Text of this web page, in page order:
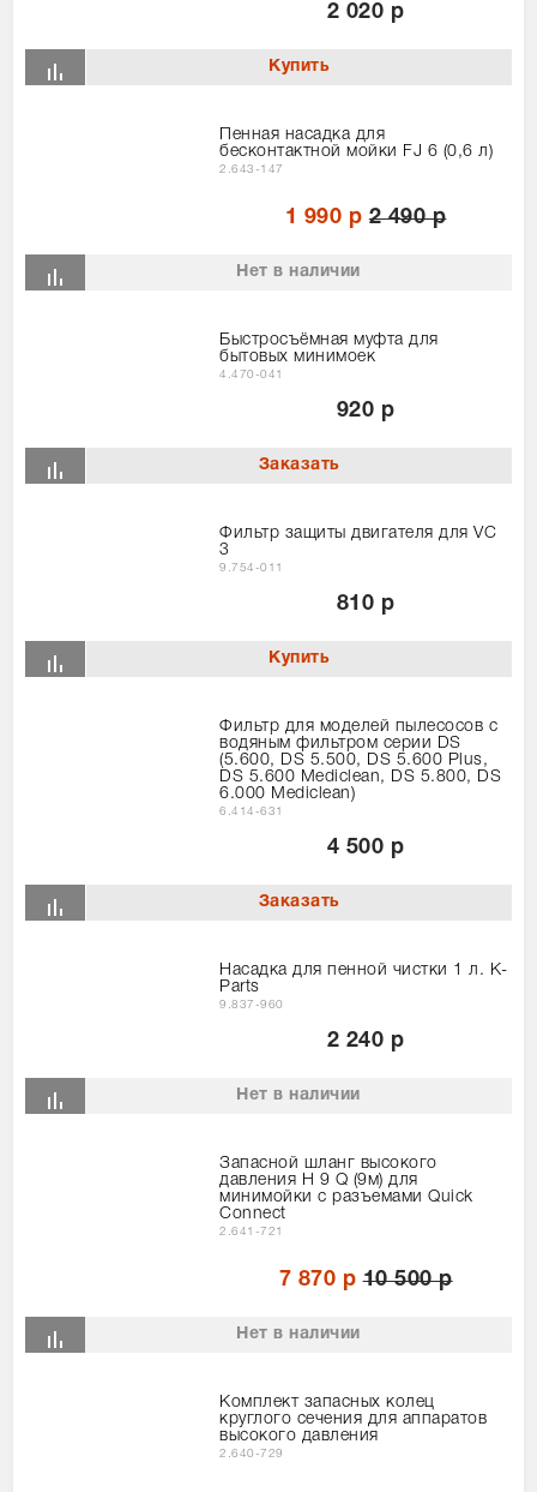
2 020 р
Пенная насадка для
бесконтактной мойки FJ 6 (0,6 л)
2.643-147
1 990 р 2 490 р
Нет в наличии
Быстросъёмная муфта для
бытовых минимоек
4.470-041
920 р
Фильтр защиты двигателя для VC
3
9.754-011
810 р
Фильтр для моделей пылесосов с
водяным фильтром серии DS
(5.600, DS 5.500, DS 5.600 Plus,
DS 5.600 Mediclean, DS 5.800, DS
6.000 Mediclean)
6.414-631
4 500 р
Насадка для пенной чистки 1 л. K-
Parts
9.837-960
2 240 р
Нет в наличии
Запасной шланг высокого
давления H 9 Q (9м) для
минимойки с разъемами Quick
Connect
2.641-721
7 870 р 10 500 р
Нет в наличии
Комплект запасных колец
круглого сечения для аппаратов
высокого давления
2.640-729